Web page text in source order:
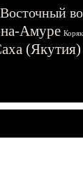
Восточный
Амуре
(Якутия)